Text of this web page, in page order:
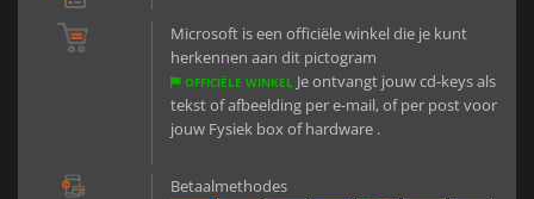
Microsoft is een officiële winkel die je kunt
herkennen aan dit pictogram
OFFICIËLE WINKEL Je ontvangt jouw cd-keys als
tekst of afbeelding per e-mail, of per post voor
jouw Fysiek box of hardware .
Betaalmethodes